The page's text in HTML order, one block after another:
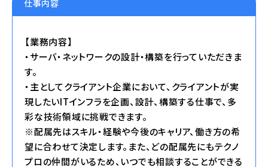
仕事内容
【業務内容】
・サーバ・ネットワークの設計・構築を行っていただきま
す。
・主としてクライアント企業において、クライアントが実
現したいITインフラを企画、設計、構築する仕事で、多
彩な技術領域に挑戦できます。
※配属先はスキル・経験や今後のキャリア、働き方の希
望に合わせて決定します。また、どの配属先にもテクノ
プロの仲間がいるため、いつでも相談することができる